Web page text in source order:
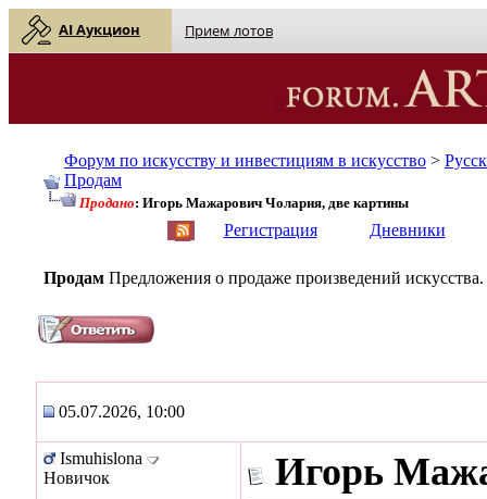
AI Аукцион Прием лотов
Форум по искусству и инвестициям в искусство >
Продам
Продано: Игорь Мажарович Чолария, две картины
Регистрация Дневники
Продам Предложения о продаже произведений искусства.
05.07.2026, 10:00
Ismuhislona
Новичок
Игорь